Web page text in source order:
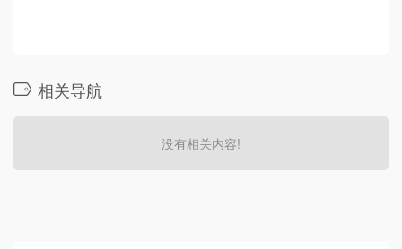
相关导航
没有相关内容!